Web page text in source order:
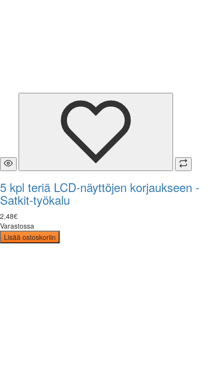
5 kpl teriä LCD-näyttöjen korjaukseen -
Satkit-työkalu
2,48€
Varastossa
Lisää ostoskoriin